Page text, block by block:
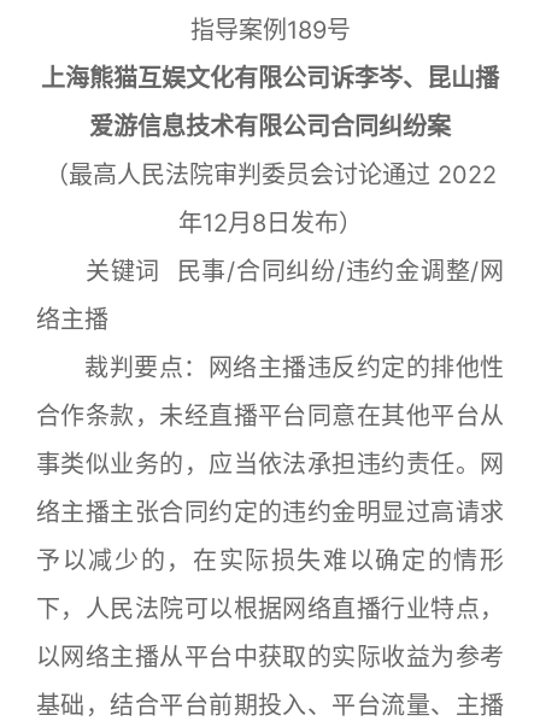
指导案例189号
上海熊猫互娱文化有限公司诉李岑、昆山播
爱游信息技术有限公司合同纠纷案
（最高人民法院审判委员会讨论通过 2022
年12月8日发布）
关键词 民事/合同纠纷/违约金调整/网
络主播
裁判要点：网络主播违反约定的排他性
合作条款，未经直播平台同意在其他平台从
事类似业务的，应当依法承担违约责任。网
络主播主张合同约定的违约金明显过高请求
予以减少的，在实际损失难以确定的情形
下，人民法院可以根据网络直播行业特点，
以网络主播从平台中获取的实际收益为参考
基础，结合平台前期投入、平台流量、主播